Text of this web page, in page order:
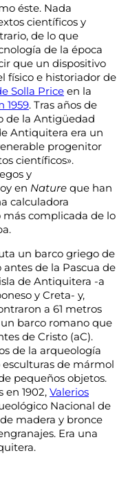
éste. Nada
científicos y
de lo que
de la época
que un dispositivo
físico e historiador de
Solla Price en la
1959. Tras años de
de la Antigüedad
Antiquitera era un
progenitor
científicos».
y
en Nature que han
calculadora
complicada de lo
un barco griego de
antes de la Pascua de
de Antiquitera -a
y Creta- y,
a 61 metros
barco romano que
de Cristo (aC).
de la arqueología
de mármol
pequeños objetos.
1902, Valerios
Nacional de
madera y bronce
Era una